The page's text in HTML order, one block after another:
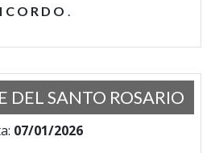
.
DEL SANTO ROSARIO
07/01/2026